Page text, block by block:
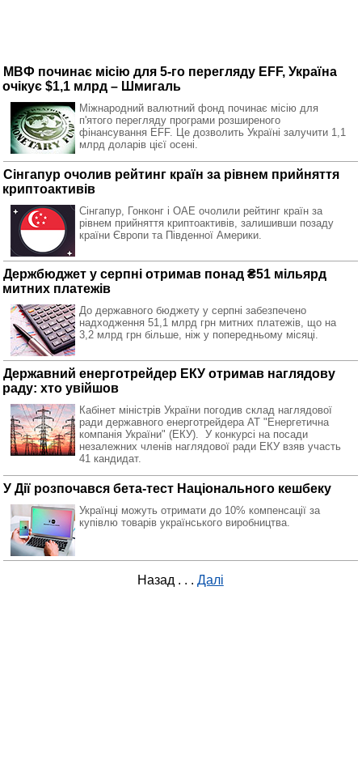
МВФ починає місію для 5-го перегляду EFF, Україна
очікує $1,1 млрд – Шмигаль
Міжнародний валютний фонд починає місію для
п'ятого перегляду програми розширеного
фінансування EFF. Це дозволить Україні залучити 1,1
млрд доларів цієї осені.
Сінгапур очолив рейтинг країн за рівнем прийняття
криптоактивів
Сінгапур, Гонконг і ОАЕ очолили рейтинг країн за
рівнем прийняття криптоактивів, залишивши позаду
країни Європи та Південної Америки.
Держбюджет у серпні отримав понад ₴51 мільярд
митних платежів
До державного бюджету у серпні забезпечено
надходження 51,1 млрд грн митних платежів, що на
3,2 млрд грн більше, ніж у попередньому місяці.
Державний енерготрейдер ЕКУ отримав наглядову
раду: хто увійшов
Кабінет міністрів України погодив склад наглядової
ради державного енерготрейдера АТ "Енергетична
компанія України" (ЕКУ). У конкурсі на посади
незалежних членів наглядової ради ЕКУ взяв участь
41 кандидат.
У Дії розпочався бета-тест Національного кешбеку
Українці можуть отримати до 10% компенсації за
купівлю товарів українського виробництва.
Назад . . . Далі